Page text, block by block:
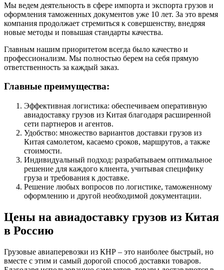
Мы ведем деятельность в сфере импорта и экспорта грузов и
оформления таможенных документов уже 10 лет. За это время
компания продолжает стремиться к совершенству, внедряя
новые методы и повышая стандарты качества.
Главным нашим приоритетом всегда было качество и
профессионализм. Мы полностью берем на себя прямую
ответственность за каждый заказ.
Главные преимущества:
Эффективная логистика: обеспечиваем оперативную
авиадоставку грузов из Китая благодаря расширенной
сети партнеров и агентов.
Удобство: множество вариантов доставки грузов из
Китая самолетом, касаемо сроков, маршрутов, а также
стоимости.
Индивидуальный подход: разрабатываем оптимальное
решение для каждого клиента, учитывая специфику
груза и требования к доставке.
Решение любых вопросов по логистике, таможенному
оформлению и другой необходимой документации.
Цены на авиадоставку грузов из Китая
в Россию
Грузовые авиаперевозки из КНР – это наиболее быстрый, но
вместе с этим и самый дорогой способ доставки товаров.